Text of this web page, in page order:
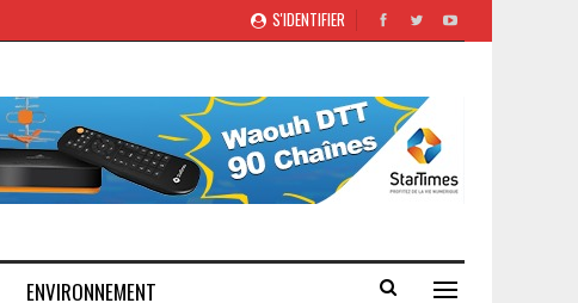
S'IDENTIFIER
ENVIRONNEMENT